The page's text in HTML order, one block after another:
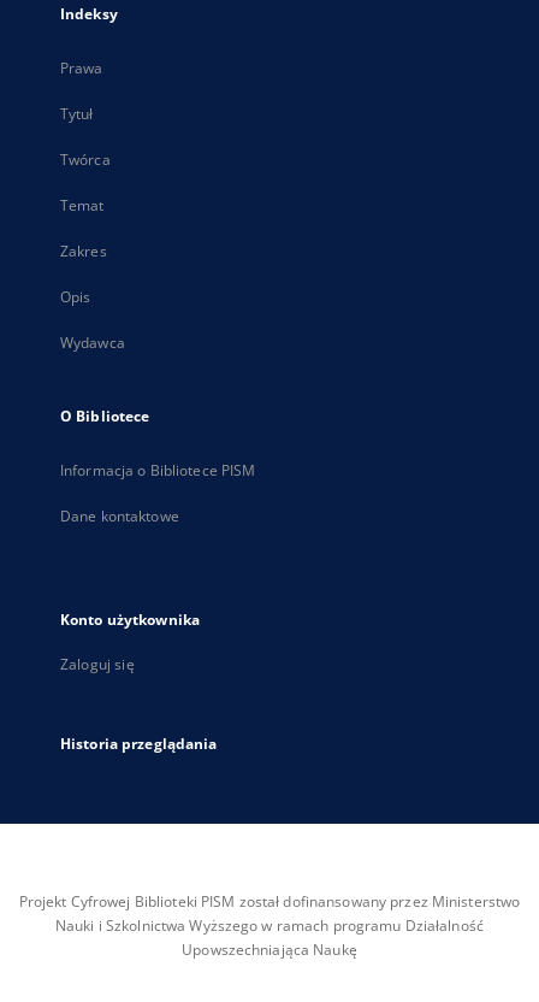
Indeksy
Prawa
Tytuł
Twórca
Temat
Zakres
Opis
Wydawca
O Bibliotece
Informacja o Bibliotece PISM
Dane kontaktowe
Konto użytkownika
Zaloguj się
Historia przeglądania
Projekt Cyfrowej Biblioteki PISM został dofinansowany przez Ministerstwo
Nauki i Szkolnictwa Wyższego w ramach programu Działalność
Upowszechniająca Naukę